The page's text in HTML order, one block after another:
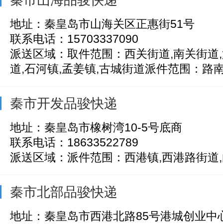
地址：秦皇岛市山海关区正惠街51号
联系电话：15703337090
派送区域：取件范围：西关街道,南关街
道,石河镇,孟姜镇,古城街道派件范围：路
秦市开发品骏快递
地址：秦皇岛市橡树湾10-5号底商
联系电话：18633522789
派送区域：派件范围：西港镇,西港路街道
秦市北部品骏快递
地址：秦皇岛市西港北路85号港城创业中